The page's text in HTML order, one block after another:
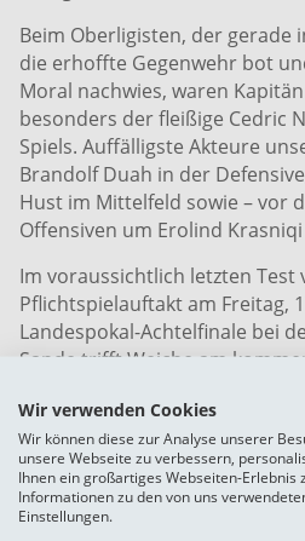
Beim Oberligisten, der gerade
die erhoffte Gegenwehr bot
Moral nachwies, waren
besonders der fleißige Cedric
Spiels. Auffälligste Akteure
Brandolf Duah in der
Hust im Mittelfeld sowie – vor
Offensiven um Erolind
Im voraussichtlich letzten Test
Pflichtspielauftaktam Freitag,
Landespokal-Achtelfinale bei
Sande trifft Weiche am
2026, auf den Zweitligisten
dänischen Division. Die Partie
Manfred-Werner-Stadion
Vergleichen aus der
eine körperlich robuste
temporeich agiert, auf unsere
Wir verwenden Cookies
Wir können diese zur Analyse unserer
unsere Webseite zu verbessern,
Ihnen ein großartiges Webseiten-Erlebnis
Informationen zu den von uns
Einstellungen.